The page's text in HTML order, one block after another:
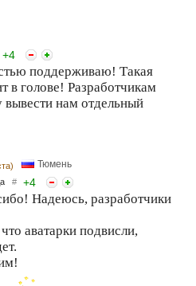
+4
поддерживаю! Такая
в голове! Разработчикам
вывести нам отдельный
Тюмень
# +4
Надеюсь, разработчики
аватарки подвисли,